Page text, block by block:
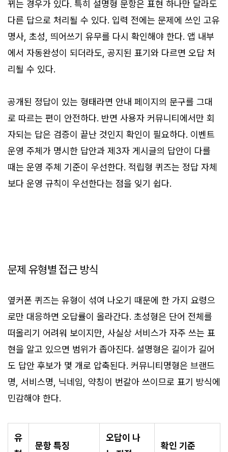
뀌는 경우가 있다. 특히 설명형 문항은 표현 하나만 달라도
다른 답으로 처리될 수 있다. 입력 전에는 문제에 쓰인 고유
명사, 초성, 띄어쓰기 유무를 다시 확인해야 한다. 앱 내부
에서 자동완성이 되더라도, 공지된 표기와 다르면 오답 처
리될 수 있다.
공개된 정답이 있는 형태라면 안내 페이지의 문구를 그대
로 따르는 편이 안전하다. 반면 사용자 커뮤니티에서만 회
자되는 답은 검증이 끝난 것인지 확인이 필요하다. 이벤트
운영 주체가 명시한 답안과 제3자 게시글의 답안이 다를
때는 운영 주체 기준이 우선한다. 적립형 퀴즈는 정답 자체
보다 운영 규칙이 우선한다는 점을 잊기 쉽다.
문제 유형별 접근 방식
옆커폰 퀴즈는 유형이 섞여 나오기 때문에 한 가지 요령으
로만 대응하면 오답률이 올라간다. 초성형은 단어 전체를
떠올리기 어려워 보이지만, 사실상 서비스가 자주 쓰는 표
현을 알고 있으면 범위가 좁아진다. 설명형은 길이가 길어
도 답안 후보가 몇 개로 압축된다. 커뮤니티명형은 브랜드
명, 서비스명, 닉네임, 약칭이 번갈아 쓰이므로 표기 방식에
민감해야 한다.
유
문항 특징
오답이 나
확인 기준